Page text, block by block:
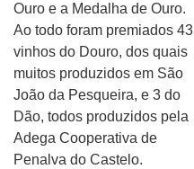
Ouro e a Medalha de Ouro.
Ao todo foram premiados 43
vinhos do Douro, dos quais
muitos produzidos em São
João da Pesqueira, e 3 do
Dão, todos produzidos pela
Adega Cooperativa de
Penalva do Castelo.